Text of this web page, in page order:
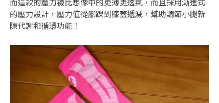
的壓力設計，壓力值從腳踝到膝蓋遞減，幫助調節小腿新
陳代謝和循環功能！